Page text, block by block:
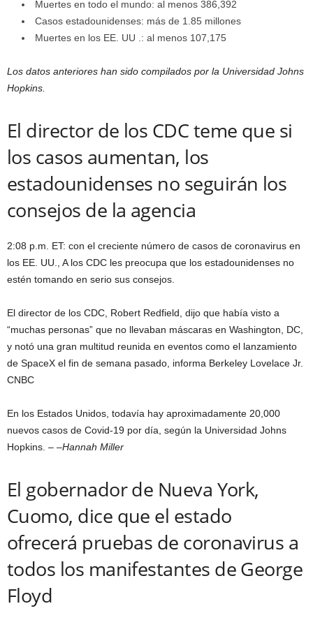
Muertes en todo el mundo: al menos 386,392
Casos estadounidenses: más de 1.85 millones
Muertes en los EE. UU .: al menos 107,175
Los datos anteriores han sido compilados por la Universidad Johns
Hopkins.
El director de los CDC teme que si
los casos aumentan, los
estadounidenses no seguirán los
consejos de la agencia
2:08 p.m. ET: con el creciente número de casos de coronavirus en
los EE. UU., A los CDC les preocupa que los estadounidenses no
estén tomando en serio sus consejos.
El director de los CDC, Robert Redfield, dijo que había visto a
“muchas personas” que no llevaban máscaras en Washington, DC,
y notó una gran multitud reunida en eventos como el lanzamiento
de SpaceX el fin de semana pasado, informa Berkeley Lovelace Jr.
CNBC
En los Estados Unidos, todavía hay aproximadamente 20,000
nuevos casos de Covid-19 por día, según la Universidad Johns
Hopkins. – –Hannah Miller
El gobernador de Nueva York,
Cuomo, dice que el estado
ofrecerá pruebas de coronavirus a
todos los manifestantes de George
Floyd